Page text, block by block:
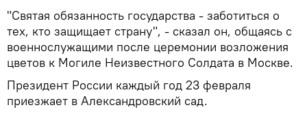
"Святая обязанность государства - заботиться о
тех, кто защищает страну", - сказал он, общаясь с
военнослужащими после церемонии возложения
цветов к Могиле Неизвестного Солдата в Москве.
Президент России каждый год 23 февраля
приезжает в Александровский сад.